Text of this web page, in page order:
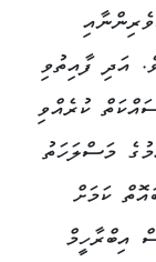
އަދި ފާއިތުވި
ކުރެއްވި
މަސްލަހަތު
ކަމަށް
އިބްރާހީމް